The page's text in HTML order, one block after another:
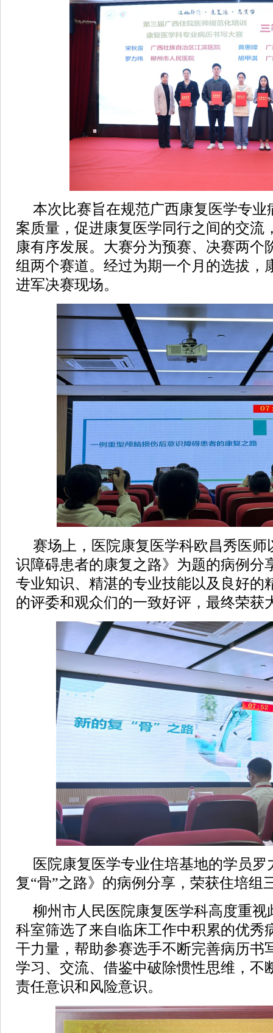
本次比赛旨在规范广西康复医学专
案质量，促进康复医学同行之间的交流
康有序发展。大赛分为预赛、决赛两个
组两个赛道。经过为期一个月的选拔，
进军决赛现场。
赛场上，医院康复医学科欧昌秀医
识障碍患者的康复之路》为题的病例分
专业知识、精湛的专业技能以及良好的
的评委和观众们的一致好评，最终荣获
医院康复医学专业住培基地的学员
复“骨”之路》的病例分享，荣获住培组
柳州市人民医院康复医学科高度重
科室筛选了来自临床工作中积累的优秀
干力量，帮助参赛选手不断完善病历书
学习、交流、借鉴中破除惯性思维，不
责任意识和风险意识。